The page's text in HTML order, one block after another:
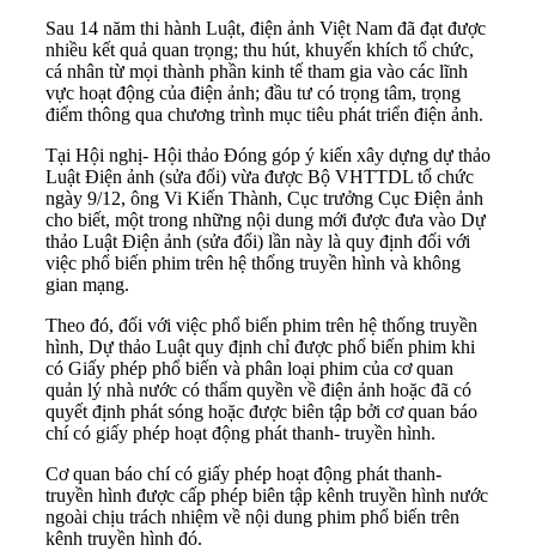
Sau 14 năm thi hành Luật, điện ảnh Việt Nam đã đạt được
nhiều kết quả quan trọng; thu hút, khuyến khích tổ chức,
cá nhân từ mọi thành phần kinh tế tham gia vào các lĩnh
vực hoạt động của điện ảnh; đầu tư có trọng tâm, trọng
điểm thông qua chương trình mục tiêu phát triển điện ảnh.
Tại Hội nghị- Hội thảo Đóng góp ý kiến xây dựng dự thảo
Luật Điện ảnh (sửa đổi) vừa được Bộ VHTTDL tổ chức
ngày 9/12, ông Vi Kiến Thành, Cục trưởng Cục Điện ảnh
cho biết, một trong những nội dung mới được đưa vào Dự
thảo Luật Điện ảnh (sửa đổi) lần này là quy định đối với
việc phổ biến phim trên hệ thống truyền hình và không
gian mạng.
Theo đó, đối với việc phổ biến phim trên hệ thống truyền
hình, Dự thảo Luật quy định chỉ được phổ biến phim khi
có Giấy phép phổ biến và phân loại phim của cơ quan
quản lý nhà nước có thẩm quyền về điện ảnh hoặc đã có
quyết định phát sóng hoặc được biên tập bởi cơ quan báo
chí có giấy phép hoạt động phát thanh- truyền hình.
Cơ quan báo chí có giấy phép hoạt động phát thanh-
truyền hình được cấp phép biên tập kênh truyền hình nước
ngoài chịu trách nhiệm về nội dung phim phổ biến trên
kênh truyền hình đó.